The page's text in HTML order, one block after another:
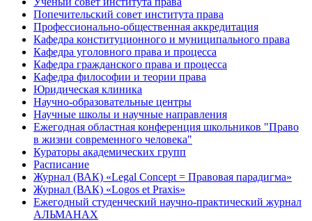
Попечительский совет института права
Профессионально-общественная аккредитация
Кафедра конституционного и муниципального права
Кафедра уголовного права и процесса
Кафедра гражданского права и процесса
Кафедра философии и теории права
Юридическая клиника
Научно-образовательные центры
Научные школы и научные направления
Ежегодная областная конференция школьников "Право
в жизни современного человека"
Кураторы академических групп
Расписание
Журнал (ВАК) «Legal Concept = Правовая парадигма»
Журнал (ВАК) «Logos et Praxis»
Ежегодный студенческий научно-практический журнал
АЛЬМАНАХ